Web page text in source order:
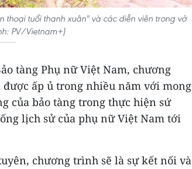
thoại tuổi thanh xuân" và các diễn viên trong vở
PV/Vietnam+)
tàng Phụ nữ Việt Nam, chương
ấp ủ trong nhiều năm với mong
của bảo tàng trong thực hiện sứ
lịch sử của phụ nữ Việt Nam tới
chương trình sẽ là sự kết nối và